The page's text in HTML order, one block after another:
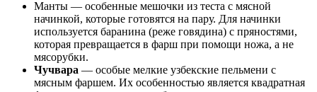
Манты — особенные мешочки из теста с мясной
начинкой, которые готовятся на пару. Для начинки
используется баранина (реже говядина) с пряностями,
которая превращается в фарш при помощи ножа, а не
мясорубки.
Чучвара — особые мелкие узбекские пельмени с
мясным фаршем. Их особенностью является квадратная